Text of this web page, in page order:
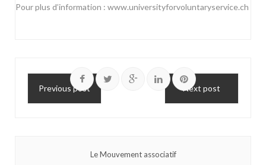
Pour plus d’information : www.universityforvoluntaryservice.ch
Previous post Next post
Le Mouvement associatif